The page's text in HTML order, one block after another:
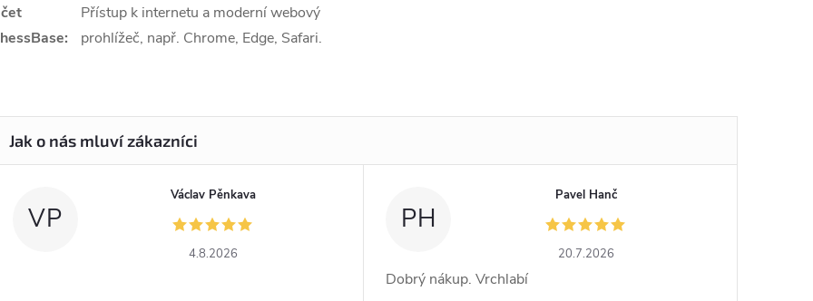
Přístup k internetu a moderní webový
prohlížeč, např. Chrome, Edge, Safari.
VP
Václav Pěnkava
4.8.2026
PH
Pavel Hanč
20.7.2026
Dobrý nákup. Vrchlabí